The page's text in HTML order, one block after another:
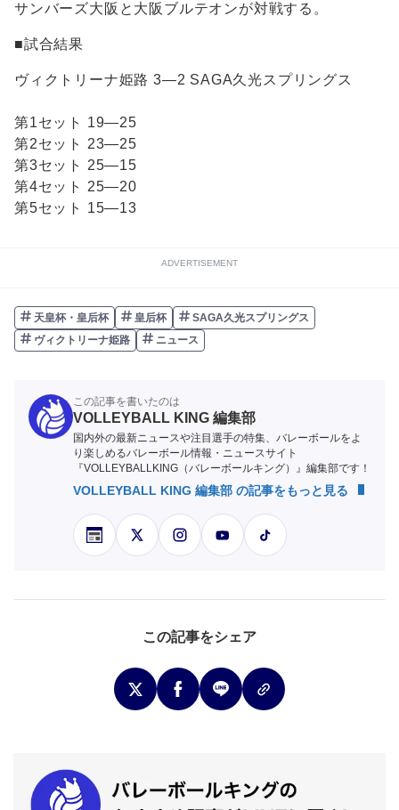
サンバーズ大阪と大阪ブルテオンが対戦する。
■試合結果
ヴィクトリーナ姫路 3―2 SAGA久光スプリングス
第1セット 19―25
第2セット 23―25
第3セット 25―15
第4セット 25―20
第5セット 15―13
ADVERTISEMENT
天皇杯・皇后杯 皇后杯
SAGA久光スプリングス
ヴィクトリーナ姫路
ニュース
この記事を書いたのは
VOLLEYBALL KING 編集部
国内外の最新ニュースや注目選手の特集、バレーボールをよ
り楽しめるバレーボール情報・ニュースサイト
『VOLLEYBALLKING（バレーボールキング）』編集部です！
VOLLEYBALL KING 編集部 の記事をもっと見る
この記事をシェア